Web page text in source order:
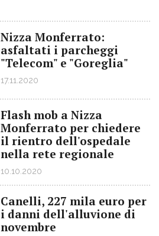
Nizza Monferrato:
asfaltati i parcheggi
"Telecom" e "Goreglia"
17.11.2020
Flash mob a Nizza
Monferrato per chiedere
il rientro dell'ospedale
nella rete regionale
10.10.2020
Canelli, 227 mila euro per
i danni dell'alluvione di
novembre